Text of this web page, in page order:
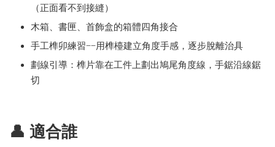
（正面看不到接縫）
木箱、書匣、首飾盒的箱體四角接合
手工榫卯練習——用榫檯建立角度手感，逐步脫離治具
劃線引導：榫片靠在工件上劃出鳩尾角度線，手鋸沿線鋸
切
👤 適合誰